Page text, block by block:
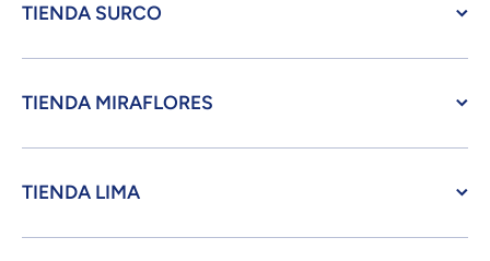
TIENDA SURCO
TIENDA MIRAFLORES
TIENDA LIMA